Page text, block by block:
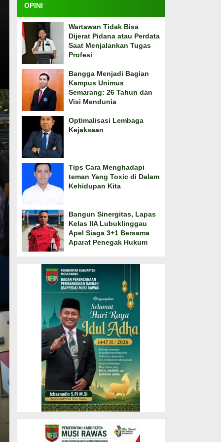
OPINI
Wartawan Tidak Bisa
Dijerat Pidana atau Perdata
Saat Menjalankan Tugas
Profesi
Bangga Menjadi Bagian
Kampus Unimus
Semarang: 26 Tahun dan
Visi Mendunia
Optimalisasi Lembaga
Kejaksaan
Tips Cara Menghadapi
teman Yang Toxic di Dalam
Kehidupan Kita
Bangun Sinergitas, Lapas
Kelas IIA Lubuklinggau
Apel Siaga 3+1 Bersama
Aparat Penegak Hukum